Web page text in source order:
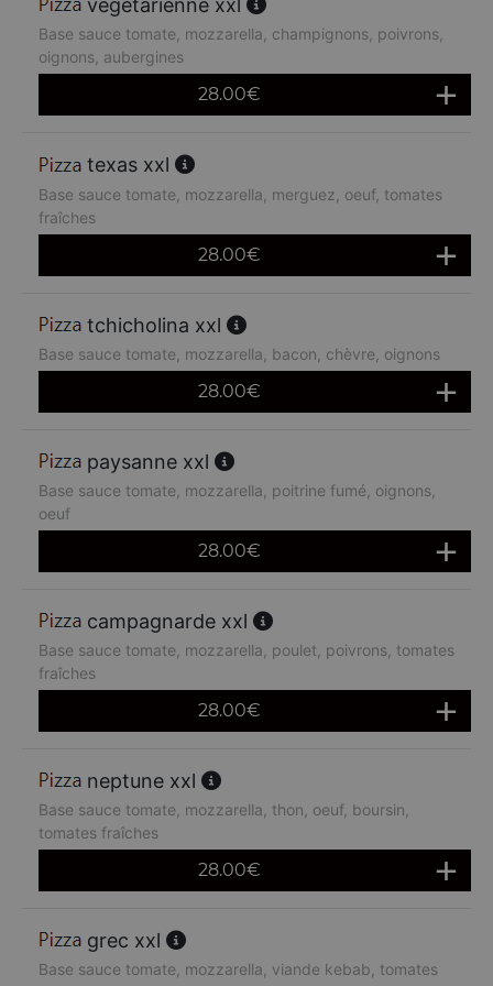
végétarienne xxl
Base sauce tomate, mozzarella, champignons, poivrons,
oignons, aubergines
28.00€
texas xxl
Base sauce tomate, mozzarella, merguez, oeuf, tomates
fraîches
28.00€
tchicholina xxl
Base sauce tomate, mozzarella, bacon, chèvre, oignons
28.00€
paysanne xxl
Base sauce tomate, mozzarella, poitrine fumé, oignons,
oeuf
28.00€
campagnarde xxl
Base sauce tomate, mozzarella, poulet, poivrons, tomates
fraîches
28.00€
neptune xxl
Base sauce tomate, mozzarella, thon, oeuf, boursin,
tomates fraîches
28.00€
grec xxl
Base sauce tomate, mozzarella, viande kebab, tomates